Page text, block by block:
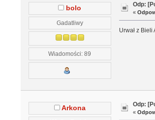
bolo
Gadatliwy
Wiadomości: 89
Odp:
«
Urwał z
Arkona Odp:
«